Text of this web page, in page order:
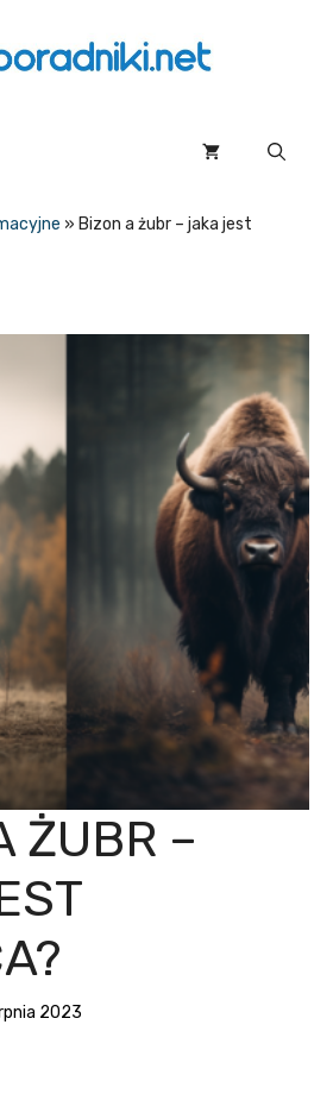
» Bizon a żubr – jaka jest
ŻUBR –
2023